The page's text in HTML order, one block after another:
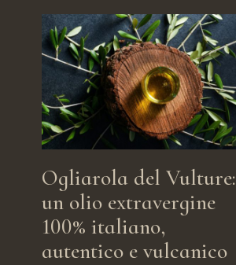
Ogliarola del Vulture:
un olio extravergine
100% italiano,
autentico e vulcanico